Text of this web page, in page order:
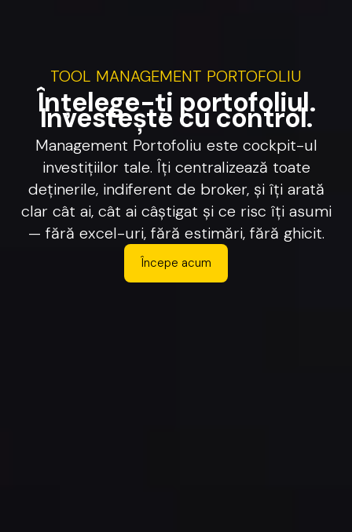
TOOL MANAGEMENT PORTOFOLIU
Înțelege-ți portofoliul.
Investește cucontrol.
Management Portofoliu este cockpit-ul
investițiilor tale. Îți centralizează toate
deținerile, indiferent de broker, și îți arată
clar cât ai, cât ai câștigat și ce risc îți asumi
— fără excel-uri, fără estimări, fără ghicit.
Începe acum